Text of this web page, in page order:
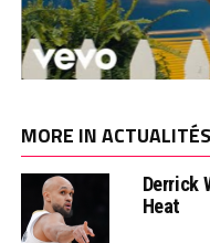
MORE IN ACTUALITÉS
Derrick
Heat